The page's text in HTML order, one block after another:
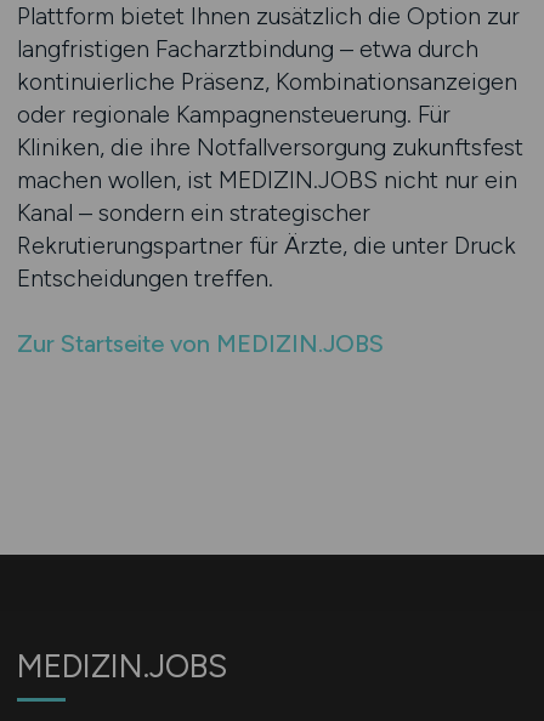
Plattform bietet Ihnen zusätzlich die Option zur
langfristigen Facharztbindung – etwa durch
kontinuierliche Präsenz, Kombinationsanzeigen
oder regionale Kampagnensteuerung. Für
Kliniken, die ihre Notfallversorgung zukunftsfest
machen wollen, ist MEDIZIN.JOBS nicht nur ein
Kanal – sondern ein strategischer
Rekrutierungspartner für Ärzte, die unter Druck
Entscheidungen treffen.
Zur Startseite von MEDIZIN.JOBS
MEDIZIN.JOBS